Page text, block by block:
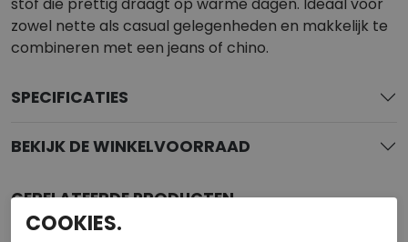
zowel nette als casual gelegenheden en makkelijk te
combineren met een jeans of chino.
SPECIFICATIES
BEKIJK DE WINKELVOORRAAD
GERELATEERDE PRODUCTEN
COOKIES.